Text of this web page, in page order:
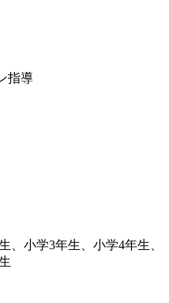
指導
、小学3年生、小学4年生、